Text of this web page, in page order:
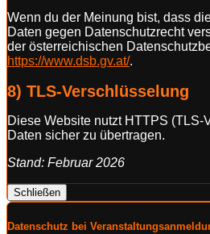
Wenn du der Meinung bist, dass
Daten gegen Datenschutzrecht
der österreichischen
https://www.dsb.gv.at/.
8) TLS-Verschlüsselung
Diese Website nutzt HTTPS (TLS-
Daten sicher zu übertragen.
Stand: Februar 2026
Schließen
Datenschutz bei